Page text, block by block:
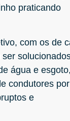
praticando
com os de
água e
condutores por
e